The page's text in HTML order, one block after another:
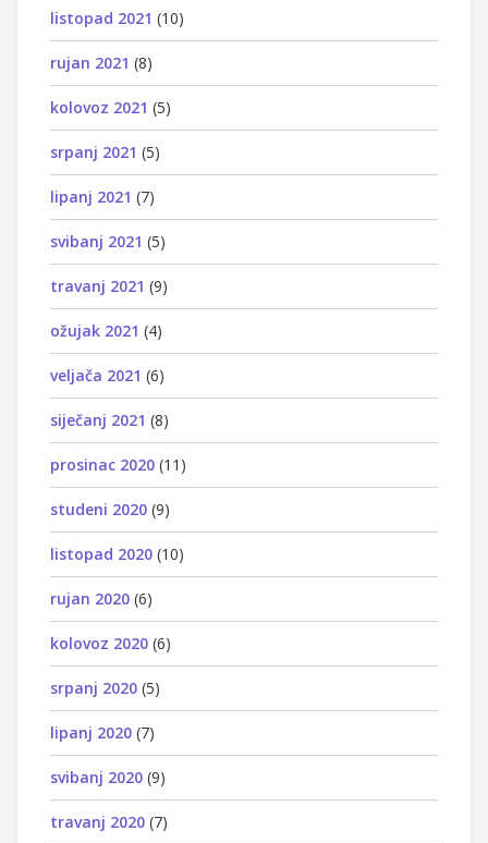
listopad 2021 (10)
rujan 2021 (8)
kolovoz 2021 (5)
srpanj 2021 (5)
lipanj 2021 (7)
svibanj 2021 (5)
travanj 2021 (9)
ožujak 2021 (4)
veljača 2021 (6)
siječanj 2021 (8)
prosinac 2020 (11)
studeni 2020 (9)
listopad 2020 (10)
rujan 2020 (6)
kolovoz 2020 (6)
srpanj 2020 (5)
lipanj 2020 (7)
svibanj 2020 (9)
travanj 2020 (7)